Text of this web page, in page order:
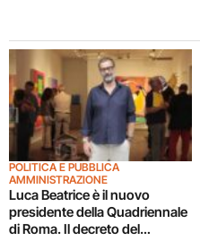
POLITICA E PUBBLICA
AMMINISTRAZIONE
Luca Beatrice è il nuovo
presidente della Quadriennale
di Roma. Il decreto del